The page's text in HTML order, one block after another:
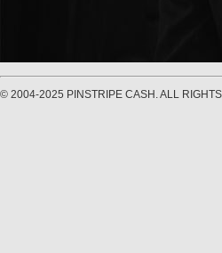
© 2004-2025 PINSTRIPE CASH. ALL